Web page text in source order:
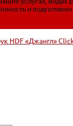
и
HDF «Джангл»